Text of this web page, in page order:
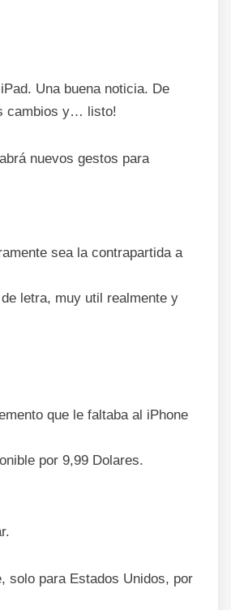
Una buena noticia. De
cambios y… listo!
nuevos gestos para
sea la contrapartida a
letra, muy util realmente y
que le faltaba al iPhone
por 9,99 Dolares.
solo para Estados Unidos, por